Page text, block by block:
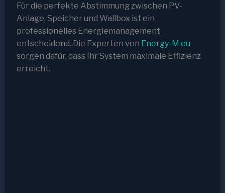
Für die perfekte Abstimmung zwischen PV-
Anlage, Speicher und Wallbox ist ein
professionelles Energiemanagement
entscheidend. Die Experten von Energy-M.eu
sorgen dafür, dass Ihr System maximale Effizienz
erreicht.